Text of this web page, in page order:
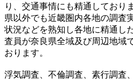
り、交通事情にも精通しており
県以外でも近畿圏内各地の調査
状況などを熟知し各地に精通し
査員が奈良県全域及び周辺地域
おります。
浮気調査、不倫調査、素行調査